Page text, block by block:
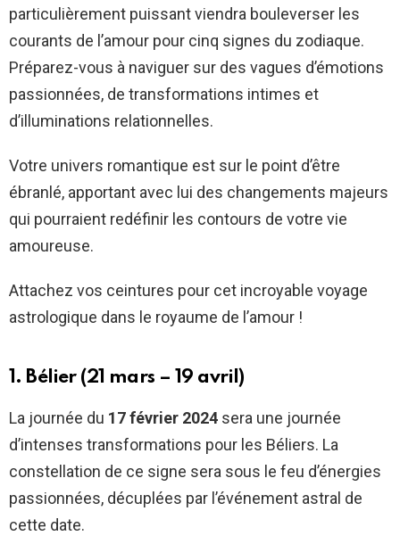
particulièrement puissant viendra bouleverser les
courants de l’amour pour cinq signes du zodiaque.
Préparez-vous à naviguer sur des vagues d’émotions
passionnées, de transformations intimes et
d’illuminations relationnelles.
Votre univers romantique est sur le point d’être
ébranlé, apportant avec lui des changements majeurs
qui pourraient redéfinir les contours de votre vie
amoureuse.
Attachez vos ceintures pour cet incroyable voyage
astrologique dans le royaume de l’amour !
1. Bélier (21 mars – 19 avril)
La journée du 17 février 2024 sera une journée
d’intenses transformations pour les Béliers. La
constellation de ce signe sera sous le feu d’énergies
passionnées, décuplées par l’événement astral de
cette date.